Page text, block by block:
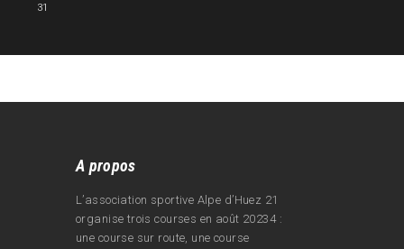
31
A propos
L’association sportive Alpe d’Huez 21
organise trois courses en août 20234 :
une course sur route, une course